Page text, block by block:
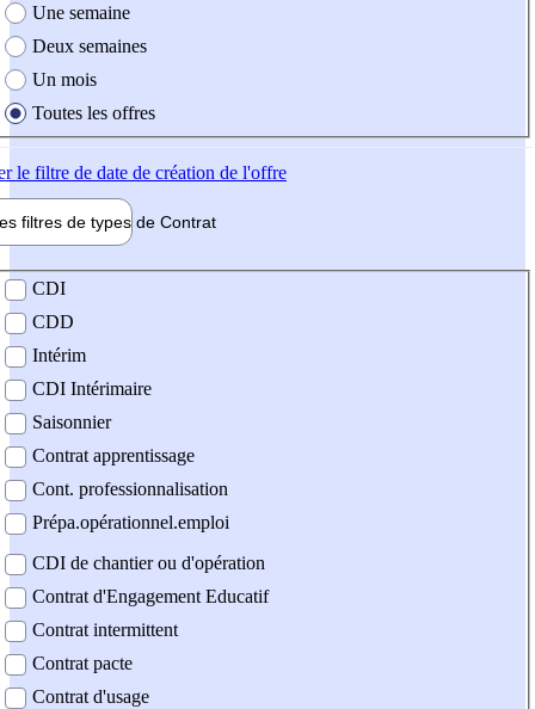
Une semaine
Deux semaines
Un mois
Toutes les offres
le filtre de date de création de l'offre
filtres de types de Contrat
contrat
CDI
CDD
Intérim
CDI Intérimaire
Saisonnier
Contrat apprentissage
Cont. professionnalisation
Prépa.opérationnel.emploi
CDI de chantier ou d'opération
Contrat d'Engagement Educatif
Contrat intermittent
Contrat pacte
Contrat d'usage